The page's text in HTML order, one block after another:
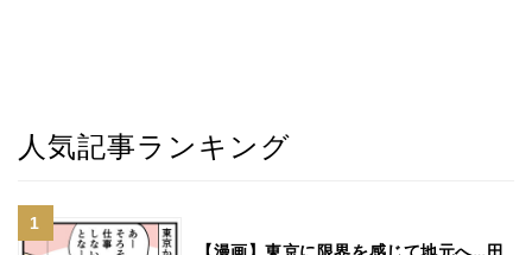
人気記事ランキング